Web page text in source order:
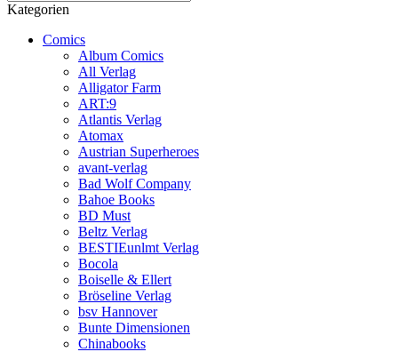
Kategorien
Comics
Album Comics
All Verlag
Alligator Farm
ART:9
Atlantis Verlag
Atomax
Austrian Superheroes
avant-verlag
Bad Wolf Company
Bahoe Books
BD Must
Beltz Verlag
BESTIEunlmt Verlag
Bocola
Boiselle & Ellert
Bröseline Verlag
bsv Hannover
Bunte Dimensionen
Chinabooks